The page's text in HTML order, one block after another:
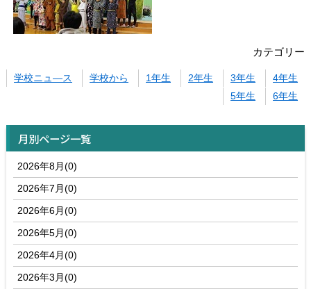
カテゴリー
学校ニュ―ス 学校から 1年生 2年生 3年生
4年生
5年生
6年生
月別ページ一覧
2026年8月(0)
2026年7月(0)
2026年6月(0)
2026年5月(0)
2026年4月(0)
2026年3月(0)